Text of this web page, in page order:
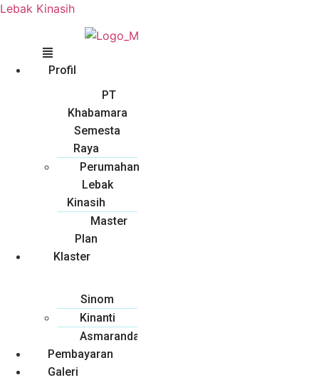
Lebak Kinasih
Profil
PT
Khabamara
Semesta
Raya
Perumahan
Lebak
Kinasih
Master
Plan
Klaster
Sinom
Kinanti
Asmarandana
Pembayaran
Galeri